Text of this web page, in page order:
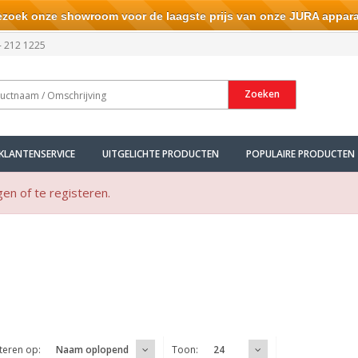
212 1225
Zoeken
UITGELICHTE PRODUCTEN POPULAIRE PRODUCTEN
of te registeren.
op: Naam oplopend Toon: 24
onze showroom voor de laagste prijs van onze JURA